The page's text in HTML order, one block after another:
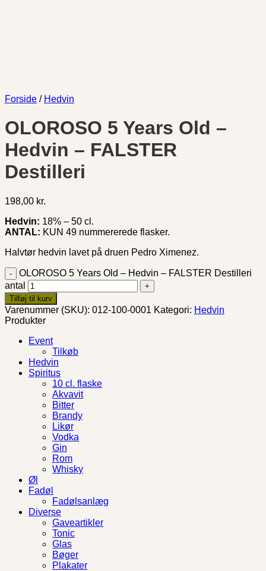
Forside / Hedvin
OLOROSO 5 Years Old –
Hedvin – FALSTER
Destilleri
198,00 kr.
Hedvin: 18% – 50 cl.
ANTAL: KUN 49 nummererede flasker.
Halvtør hedvin lavet på druen Pedro Ximenez.
OLOROSO 5 Years Old – Hedvin – FALSTER Destilleri
antal
Tilføj til kurv
Varenummer (SKU): 012-100-0001 Kategori: Hedvin
Produkter
Event
Tilkøb
Hedvin
Spiritus
10 cl. flaske
Akvavit
Bitter
Brandy
Likør
Vodka
Gin
Rom
Whisky
Øl
Fadøl
Fadølsanlæg
Diverse
Gaveartikler
Tonic
Glas
Bøger
Plakater